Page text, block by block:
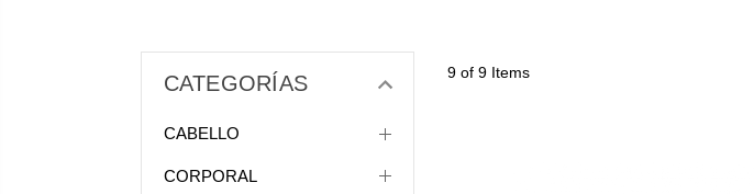
CATEGORÍAS
CABELLO
CORPORAL
9 of 9 Items